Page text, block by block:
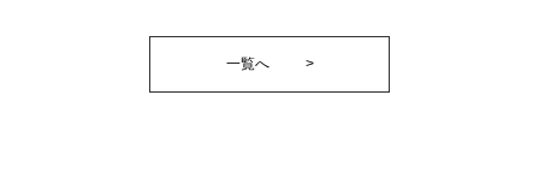
一覧へ >